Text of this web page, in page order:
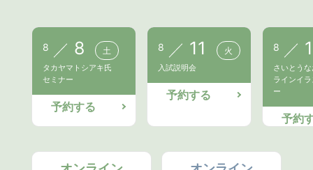
8 8 土
タカヤマトシアキ氏
セミナー
予約する
8 11 火
入試説明会
予約する
8
さいとう
ラインイ
ー
予約